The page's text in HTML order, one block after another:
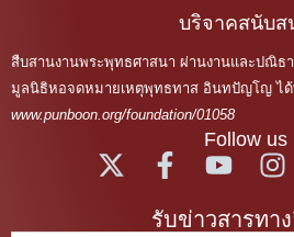
บริจาคสนับส
สืบสานงานพระพุทธศาสนา ผ่านงานและปณิธ
มูลนิธิหอจดหมายเหตุพุทธทาส อินทปัญโญ ไ
www.punboon.org/foundation/01058
Follow us
รับข่าวสารทา